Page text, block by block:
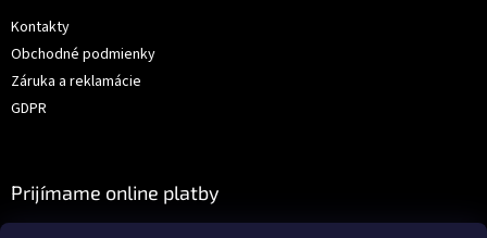
Kontakty
Obchodné podmienky
Záruka a reklamácie
GDPR
Prijímame online platby